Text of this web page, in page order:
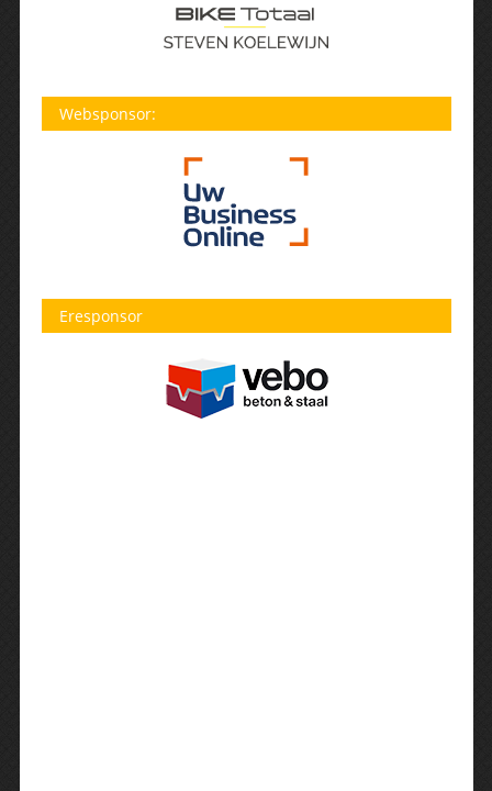
Websponsor:
Eresponsor